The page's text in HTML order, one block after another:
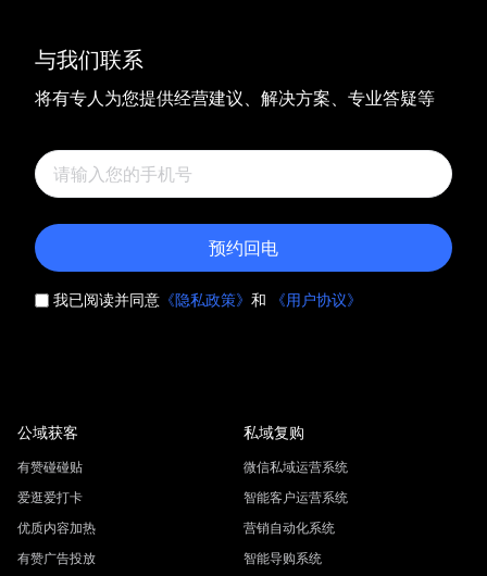
与我们联系
将有专人为您提供经营建议、解决方案、专业答疑等
预约回电
我已阅读并同意 《隐私政策》 和 《用户协议》
公域获客
有赞碰碰贴
爱逛爱打卡
优质内容加热
有赞广告投放
私域复购
微信私域运营系统
智能客户运营系统
营销自动化系统
智能导购系统